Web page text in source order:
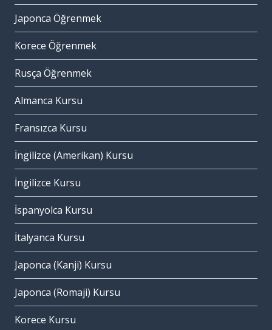
Japonca Öğrenmek
Korece Öğrenmek
Rusça Öğrenmek
Almanca Kursu
Fransızca Kursu
İngilizce (Amerikan) Kursu
İngilizce Kursu
İspanyolca Kursu
İtalyanca Kursu
Japonca (Kanji) Kursu
Japonca (Romaji) Kursu
Korece Kursu